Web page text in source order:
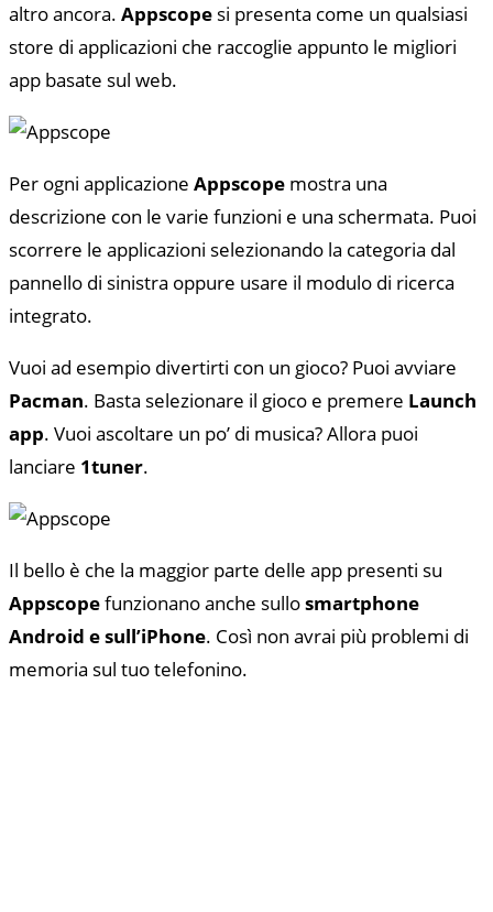
altro ancora. Appscope si presenta come un qualsiasi
store di applicazioni che raccoglie appunto le migliori
app basate sul web.
Per ogni applicazione Appscope mostra una
descrizione con le varie funzioni e una schermata. Puoi
scorrere le applicazioni selezionando la categoria dal
pannello di sinistra oppure usare il modulo di ricerca
integrato.
Vuoi ad esempio divertirti con un gioco? Puoi avviare
Pacman. Basta selezionare il gioco e premere Launch
app. Vuoi ascoltare un po’ di musica? Allora puoi
lanciare 1tuner.
Il bello è che la maggior parte delle app presenti su
Appscopefunzionano anche sullosmartphone
Android e sull’iPhone. Così non avrai più problemi di
memoria sul tuo telefonino.